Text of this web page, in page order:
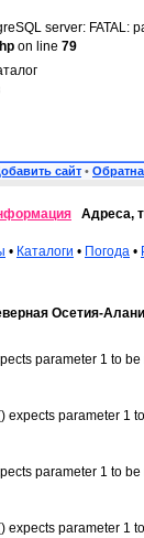
server:
on line 79
сайт •
Адреса,
• Каталоги • Погода •
Осетия-
parameter 1 to
expects parameter 1
parameter 1 to
expects parameter 1